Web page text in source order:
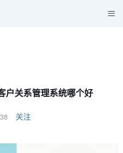
户关系管理系统哪个好
关注